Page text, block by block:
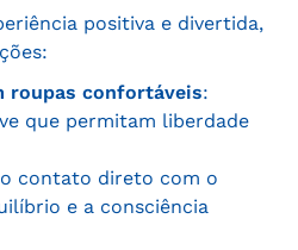
positiva e divertida,
roupas confortáveis:
que permitam liberdade
contato direto com o
e a consciência